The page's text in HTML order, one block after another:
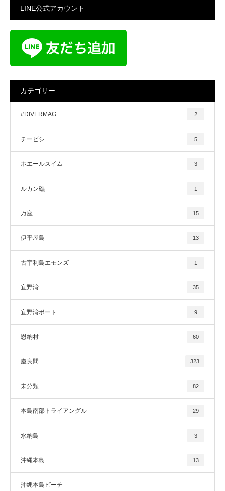
LINE公式アカウント
カテゴリー
#DIVERMAG 2
チービシ 5
ホエールスイム 3
ルカン礁 1
万座 15
伊平屋島 13
古宇利島エモンズ 1
宜野湾 35
宜野湾ボート 9
恩納村 60
慶良間 323
未分類 82
本島南部トライアングル 29
水納島 3
沖縄本島 13
沖縄本島ビーチ